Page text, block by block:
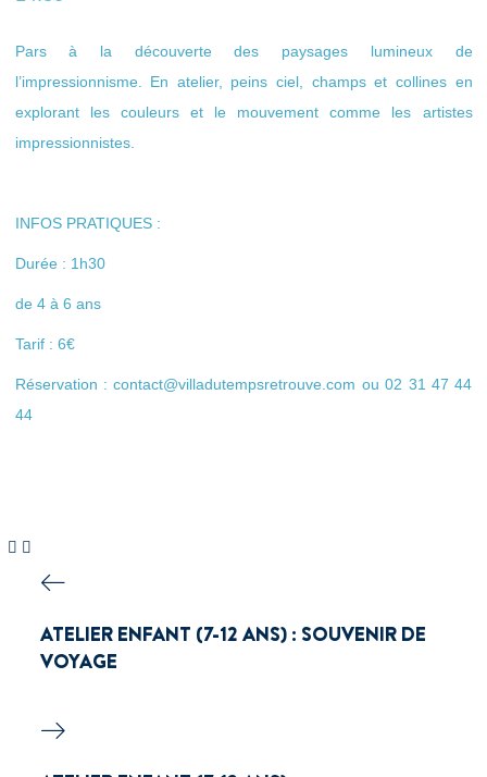
Pars à la découverte des paysages lumineux de
l’impressionnisme. En atelier, peins ciel, champs et collines en
explorant les couleurs et le mouvement comme les artistes
impressionnistes.
INFOS PRATIQUES :
Durée : 1h30
de 4 à 6 ans
Tarif : 6€
Réservation : contact@villadutempsretrouve.com ou 02 31 47 44
44
ATELIER ENFANT (7-12 ANS) : SOUVENIR DE
VOYAGE